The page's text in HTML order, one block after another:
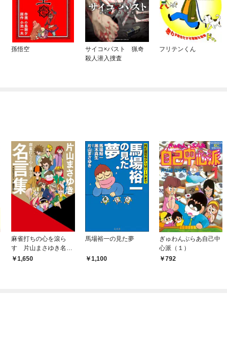
孫悟空
サイコ×パスト 猟奇
殺人潜入捜査
フリテンくん
麻雀打ちの心を滾ら
す 片山まさゆき名言
集1,650
馬場裕一の見た夢
1,100
ぎゅわんぶらあ自己中
心派（１）
792